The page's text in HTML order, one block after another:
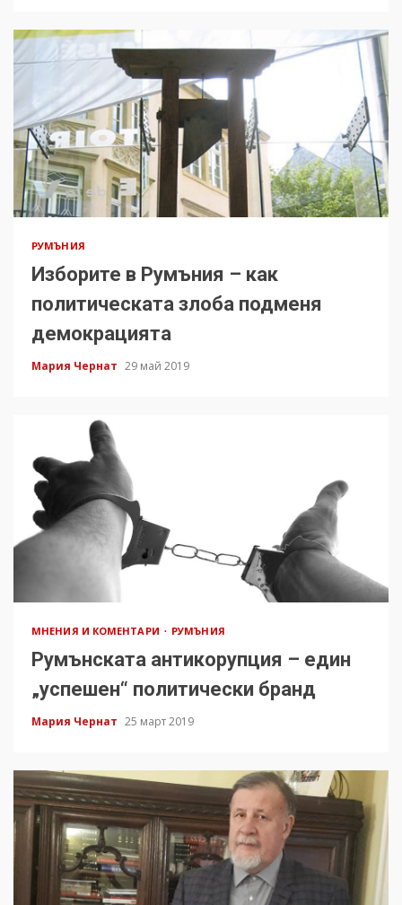
РУМЪНИЯ
Изборите в Румъния – как
политическата злоба подменя
демокрацията
Мария Чернат 29 май 2019
МНЕНИЯ И КОМЕНТАРИ РУМЪНИЯ
Румънската антикорупция – един
„успешен“ политически бранд
Мария Чернат 25 март 2019